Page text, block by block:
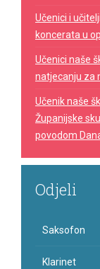
Učenici i
koncerata u
Učenici naše
natjecanju za
Učenik naše
Županijske
povodom
Odjeli
Saksofon
Klarinet